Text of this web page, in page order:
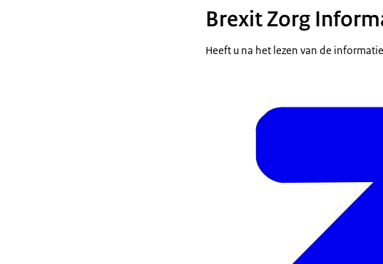
Brexit Zorg
Heeft u na het lezen van de